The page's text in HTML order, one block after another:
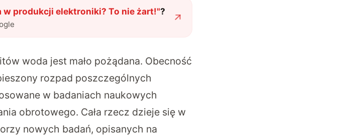
w produkcji elektroniki? To nie żart!"?
woda jest mało pożądana. Obecność
rozpad poszczególnych
w badaniach naukowych
obrotowego. Cała rzecz dzieje się w
nowych badań, opisanych na